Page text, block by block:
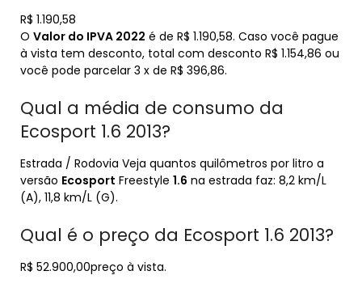
R$ 1.190,58
O Valor do IPVA 2022 é de R$ 1.190,58. Caso você pague
à vista tem desconto, total com desconto R$ 1.154,86 ou
você pode parcelar 3 x de R$ 396,86.
Qual a média de consumo da
Ecosport 1.6 2013?
Estrada / Rodovia Veja quantos quilômetros por litro a
versão Ecosport Freestyle 1.6 na estrada faz: 8,2 km/L
(A), 11,8 km/L (G).
Qual é o preço da Ecosport 1.6 2013?
R$ 52.900,00preço à vista.